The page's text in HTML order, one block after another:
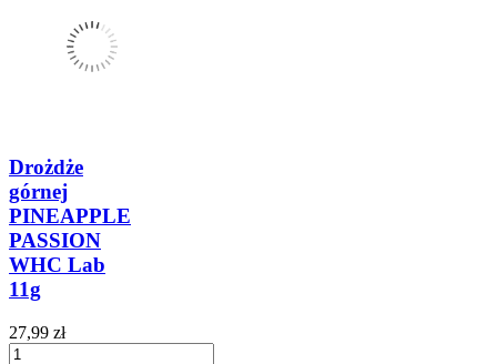
Drożdże
górnej
PINEAPPLE
PASSION
WHC Lab
11g
27,99 zł